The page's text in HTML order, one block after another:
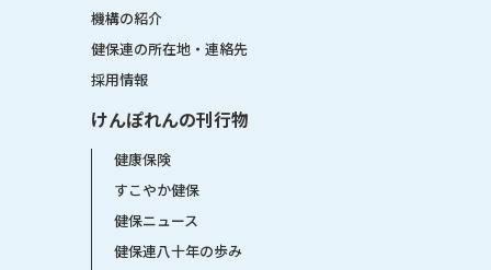
機構の紹介
健保連の所在地・連絡先
採用情報
けんぽれんの刊行物
健康保険
すこやか健保
健保ニュース
健保連八十年の歩み